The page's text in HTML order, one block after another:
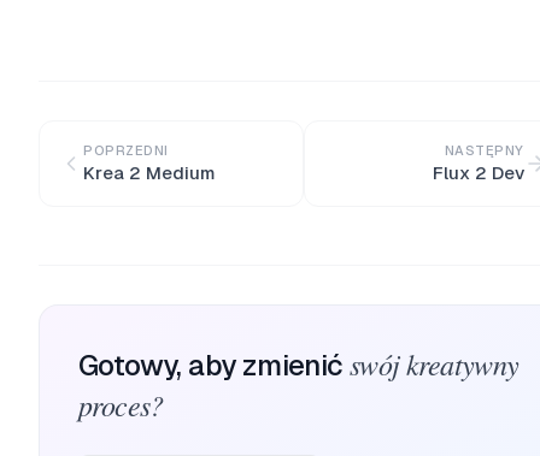
POPRZEDNI
Krea 2 Medium
NASTĘPNY
Flux 2 Dev
Gotowy, aby zmienić swój kreatywny
proces?